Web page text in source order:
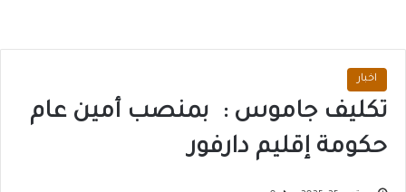
اخبار
تكليف جاموس : بمنصب أمين عام
حكومة إقليم دارفور